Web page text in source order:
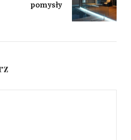
pomysły